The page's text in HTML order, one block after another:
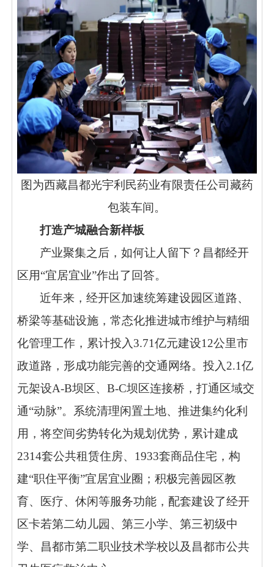
图为西藏昌都光宇利民药业有限责任公司藏药
包装车间。
打造产城融合新样板
产业聚集之后，如何让人留下？昌都经开
区用“宜居宜业”作出了回答。
近年来，经开区加速统筹建设园区道路、
桥梁等基础设施，常态化推进城市维护与精细
化管理工作，累计投入 3.71亿元建设12公里市
政道路，形成功能完善的交通网络。投入2.1亿
元架设A-B坝区、B-C坝区连接桥，打通区域交
通“动脉”。系统清理闲置土地、推进集约化利
用，将空间劣势转化为规划优势，累计建成
2314套公共租赁住房、1933套商品住宅，构
建“职住平衡”宜居宜业圈；积极完善园区教
育、医疗、休闲等服务功能，配套建设了经开
区卡若第二幼儿园、第三小学、第三初级中
学、昌都市第二职业技术学校以及昌都市公共